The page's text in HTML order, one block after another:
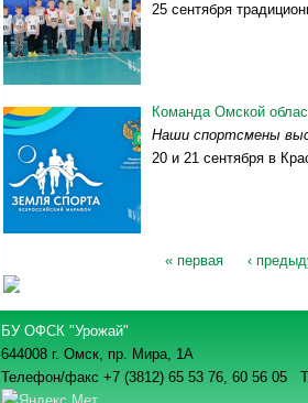
25 сентября
Команда Омской
Наши спортсмены
20 и 21 сентября в
Страницы
« первая ‹
БУ ОФСК "Урожай"
644008 г. Омск, пр. Мира, 1А
Телефон/факс +7 (3812) 65 53 76, 60 56 05